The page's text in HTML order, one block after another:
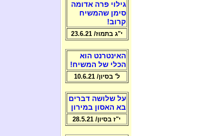
גילוי פרה אדומה
סימן שהמשיח
קרוב!
י"ג בתמוז/ 23.6.21
האינטרנט הוא
הכלי של המשיח!
ל' בסיון/ 10.6.21
על שלושה דברים
בא האסון במירון
י"ז בסיון/ 28.5.21